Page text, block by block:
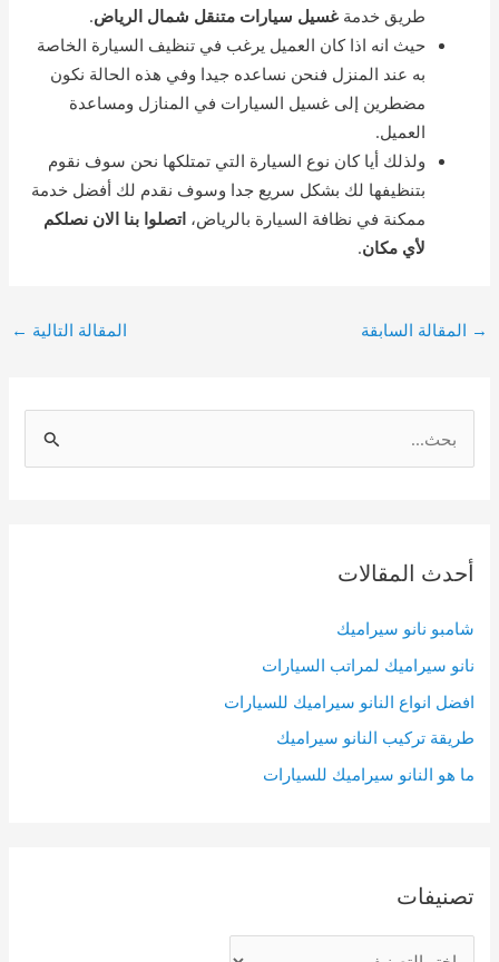
طريق خدمةغسيل سيارات متنقل شمال الرياض.
حيث انه اذا كان العميل يرغب في تنظيف السيارة الخاصة
به عند المنزل فنحن نساعده جيدا وفي هذه الحالة نكون
مضطرين إلى غسيل السيارات في المنازل ومساعدة
العميل.
ولذلك أيا كان نوع السيارة التي تمتلكها نحن سوف نقوم
بتنظيفها لك بشكل سريع جدا وسوف نقدم لك أفضل خدمة
ممكنة في نظافة السيارة بالرياض،اتصلوا بنا الان نصلكم
لأي مكان.
Post→ المقالة السابقة المقالة التالية ←
c
h
:
أحدث المقالات
شامبو نانو سيراميك
نانو سيراميك لمراتب السيارات
افضل انواع النانو سيراميك للسيارات
طريقة تركيب النانو سيراميك
ما هو النانو سيراميك للسيارات
تصنيفات